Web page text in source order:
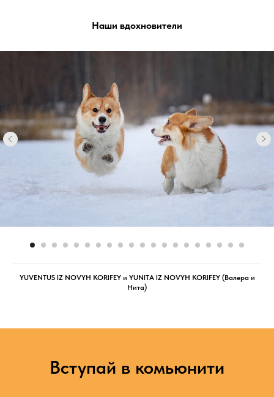
Наши вдохновители
YUVENTUS IZ NOVYH KORIFEY и YUNITA IZ NOVYH KORIFEY (Валера и
Нита)
Вступай в комьюнити